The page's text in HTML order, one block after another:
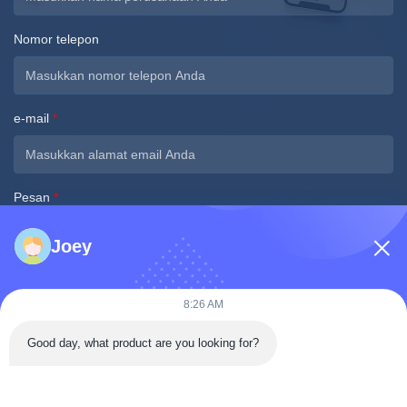
Nomor telepon
e-mail *
Pesan *
Kirim sekarang
Joey
8:26 AM
Good day, what product are you looking for?